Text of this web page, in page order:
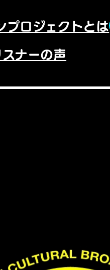
プロジェクトとは
スナーの声